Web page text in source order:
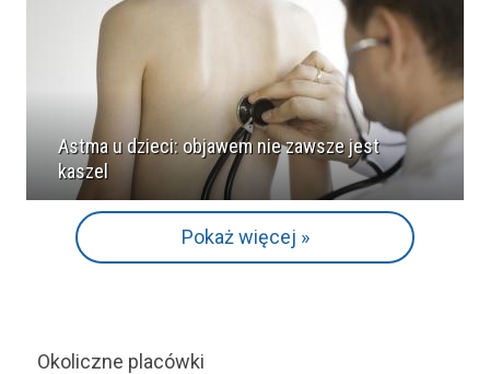
Astma u dzieci: objawem nie zawsze jest
kaszel
Pokaż więcej »
Okoliczne placówki